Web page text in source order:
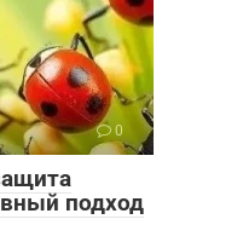
0
подход